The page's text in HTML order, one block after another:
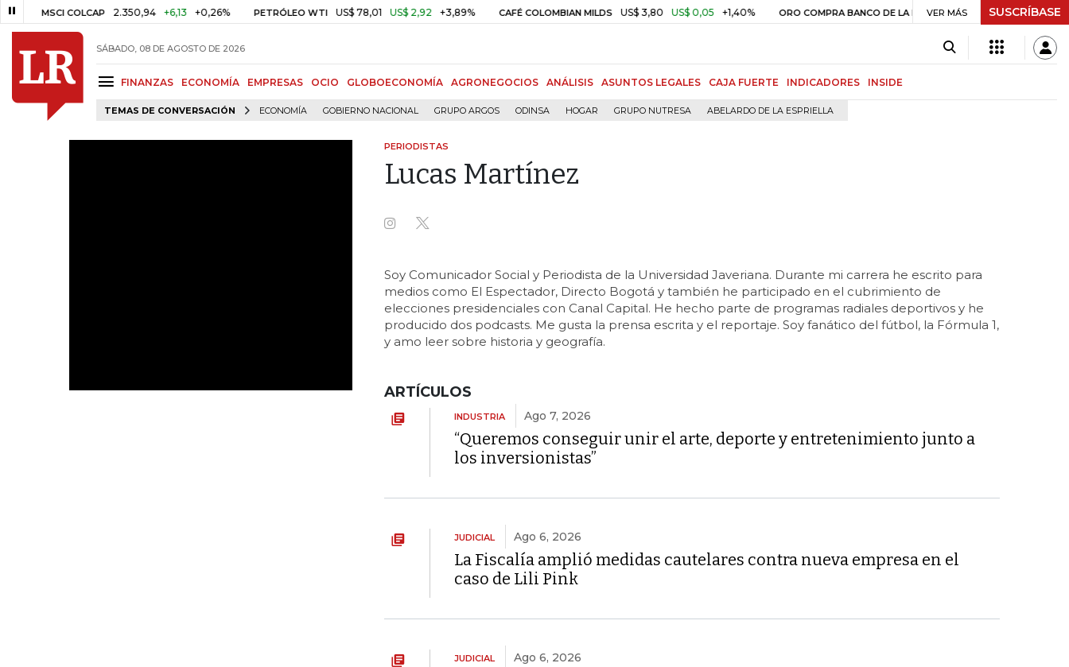
MSCI COLCAP 2.350,94 +6,13 +0,26% PETRÓLEO WTI US$ 78,01 US$ 2,92 +3,89% CAFÉ COLOMBIAN MILDS US$ 3,80 US$ 0,05 +1,40% ORO COMPRA BANCO DE LA REPÚBLICA $ 408.498,97 +$ 8.753,81
VER MÁS SUSCRÍBASE
SÁBADO, 08 DE AGOSTO DE 2026
FINANZAS ECONOMÍA EMPRESAS OCIO GLOBOECONOMÍA AGRONEGOCIOS ANÁLISIS ASUNTOS LEGALES CAJA FUERTE INDICADORES INSIDE
TEMAS DE CONVERSACIÓN ECONOMÍA GOBIERNO NACIONAL GRUPO ARGOS ODINSA HOGAR GRUPO NUTRESA ABELARDO DE LA ESPRIELLA
PERIODISTAS
Lucas Martínez
Soy Comunicador Social y Periodista de la Universidad Javeriana. Durante mi carrera he escrito para
medios como El Espectador, Directo Bogotá y también he participado en el cubrimiento de
elecciones presidenciales con Canal Capital. He hecho parte de programas radiales deportivos y he
producido dos podcasts. Me gusta la prensa escrita y el reportaje. Soy fanático del fútbol, la Fórmula 1,
y amo leer sobre historia y geografía.
ARTÍCULOS
INDUSTRIA Ago 7, 2026
“Queremos conseguir unir el arte, deporte y entretenimiento junto a
los inversionistas”
JUDICIAL Ago 6, 2026
La Fiscalía amplió medidas cautelares contra nueva empresa en el
caso de Lili Pink
JUDICIAL Ago 6, 2026